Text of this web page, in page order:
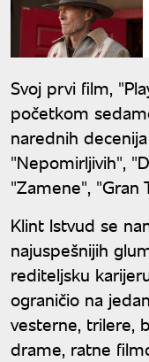
Svoj prvi film,
početkom
narednih
"Nepomirljivih",
"Zamene", "Gran
Klint Istvud se
najuspešnijih
rediteljsku
ograničio na
vesterne, trilere,
drame, ratne